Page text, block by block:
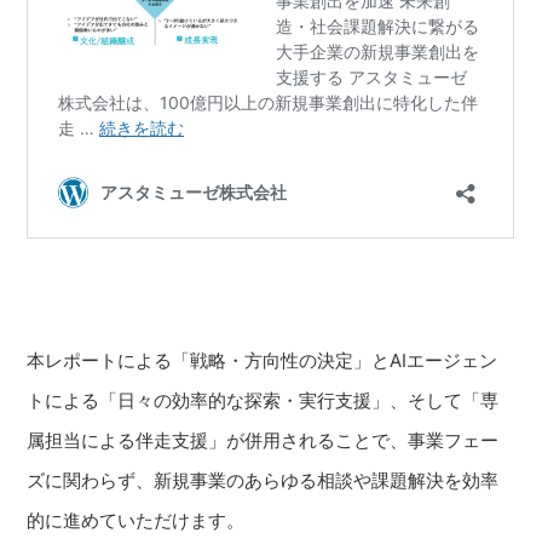
本レポートによる「戦略・方向性の決定」とAIエージェン
トによる「日々の効率的な探索・実行支援」、そして「専
属担当による伴走支援」が併用されることで、事業フェー
ズに関わらず、新規事業のあらゆる相談や課題解決を効率
的に進めていただけます。